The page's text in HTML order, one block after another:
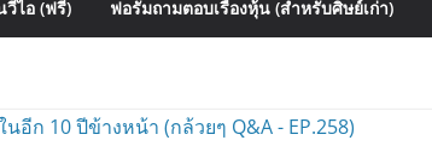
ไอ (ฟรี) ฟอรั่มถามตอบเรื่องหุ้น (สำหรับศิษย์เก่า)